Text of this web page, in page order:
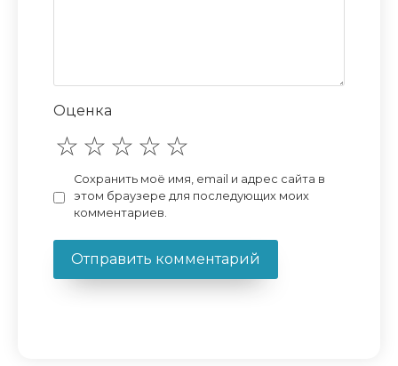
Оценка
Сохранить моё имя, email и адрес сайта в
этом браузере для последующих моих
комментариев.